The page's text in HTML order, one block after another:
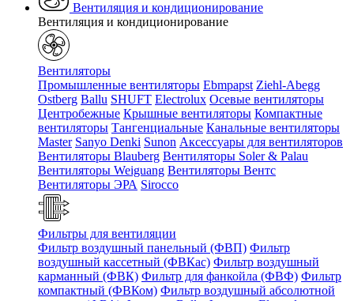
Вентиляция и кондиционирование
Вентиляция и кондиционирование
Вентиляторы
Промышленные вентиляторы Ebmpapst Ziehl-Abegg
Ostberg Ballu SHUFT Electrolux Осевые вентиляторы
Центробежные Крышные вентиляторы Компактные
вентиляторы Тангенциальные Канальные вентиляторы
Master Sanyo Denki Sunon Аксессуары для вентиляторов
Вентиляторы Blauberg Вентиляторы Soler & Palau
Вентиляторы Weiguang Вентиляторы Вентс
Вентиляторы ЭРА Sirocco
Фильтры для вентиляции
Фильтр воздушный панельный (ФВП) Фильтр
воздушный кассетный (ФВКас) Фильтр воздушный
карманный (ФВК) Фильтр для фанкойла (ФВФ) Фильтр
компактный (ФВКом) Фильтр воздушный абсолютной